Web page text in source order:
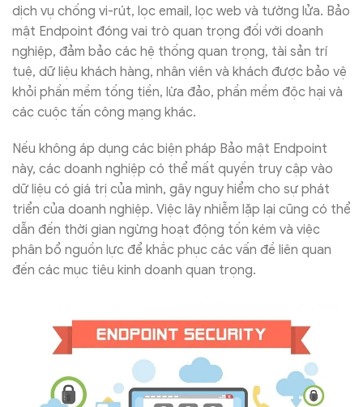
dịch vụ chống vi-rút, lọc email, lọc web và tường lửa. Bảo
mật Endpoint đóng vai trò quan trọng đối với doanh
nghiệp, đảm bảo các hệ thống quan trọng, tài sản trí
tuệ, dữ liệu khách hàng, nhân viên và khách được bảo vệ
khỏi phần mềm tống tiền, lừa đảo, phần mềm độc hại và
các cuộc tấn công mạng khác.
Nếu không áp dụng các biện pháp Bảo mật Endpoint
này, các doanh nghiệp có thể mất quyền truy cập vào
dữ liệu có giá trị của mình, gây nguy hiểm cho sự phát
triển của doanh nghiệp. Việc lây nhiễm lặp lại cũng có thể
dẫn đến thời gian ngừng hoạt động tốn kém và việc
phân bổ nguồn lực để khắc phục các vấn đề liên quan
đến các mục tiêu kinh doanh quan trọng.